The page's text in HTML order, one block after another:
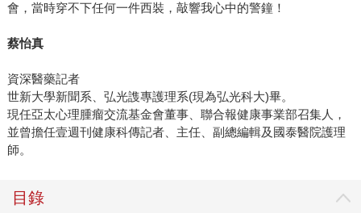
會，當時穿不下任何一件西裝，敲響我心中的警鐘！
蔡怡真
資深醫藥記者
世新大學新聞系、弘光謢專護理系(現為弘光科大)畢。
現任亞太心理腫瘤交流基金會董事、聯合報健康事業部召集人，
並曾擔任壹週刊健康科傳記者、主任、副總編輯及國泰醫院護理
師。
目錄